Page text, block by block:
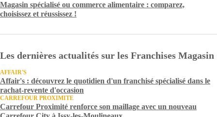
Magasin spécialisé ou commerce alimentaire : comparez,
choisissez et réussissez !
Les dernières actualités sur les Franchises Magasin
AFFAIR'S
Affair's : découvrez le quotidien d'un franchisé spécialisé dans le
rachat-revente d'occasion
CARREFOUR PROXIMITE
Carrefour Proximité renforce son maillage avec un nouveau